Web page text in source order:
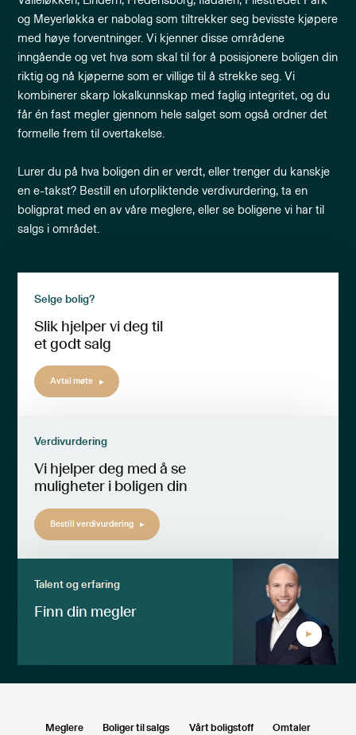
og Meyerløkka er nabolag som tiltrekker seg bevisste kjøpere
med høye forventninger. Vi kjenner disse områdene
inngående og vet hva som skal til for å posisjonere boligen din
riktig og nå kjøperne som er villige til å strekke seg. Vi
kombinerer skarp lokalkunnskap med faglig integritet, og du
får én fast megler gjennom hele salget som også ordner det
formelle frem til overtakelse.
Lurer du på hva boligen din er verdt, eller trenger du kanskje
en e-takst? Bestill en uforpliktende verdivurdering, ta en
boligprat med en av våre meglere, eller se boligene vi har til
salgs i området.
Selge bolig?
Slik hjelper vi deg til
et godt salg
Avtal møte
Verdivurdering
Vi hjelper deg med å se
muligheter i boligen din
Bestill verdivurdering
Talent og erfaring
Finn din megler
Meglere Boliger til salgs Vårt boligstoff Omtaler